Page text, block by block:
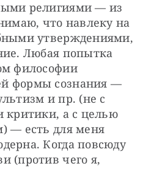
религиями — из
что навлеку на
утверждениями,
Любая попытка
философии
формы сознания —
и пр. (не с
критики, а с целью
— есть для меня
Когда повсюду
(против чего я,